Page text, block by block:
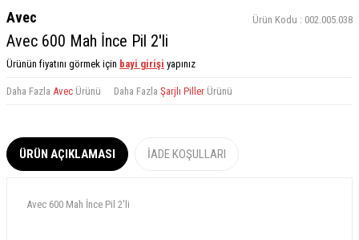
Avec Ürün Kodu : 002.005.038
Avec 600 Mah İnce Pil 2'li
Ürünün fiyatını görmek için bayi girişi yapınız
Daha Fazla Avec Ürünü Daha Fazla Şarjlı Piller Ürünü
ÜRÜN AÇIKLAMASI İADE KOŞULLARI
Avec 600 Mah İnce Pil 2'li